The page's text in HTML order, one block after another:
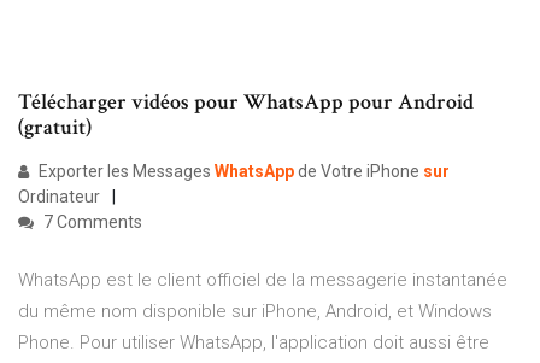
Télécharger vidéos pour WhatsApp pour Android
(gratuit)
Exporter les Messages WhatsAppde Votre iPhone sur
Ordinateur
7 Comments
WhatsApp est le client officiel de la messagerie instantanée
du même nom disponible sur iPhone, Android, et Windows
Phone. Pour utiliser WhatsApp, l'application doit aussi être